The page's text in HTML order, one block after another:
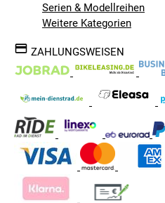
Serien & Modellreihen
Weitere Kategorien
ZAHLUNGSWEISEN